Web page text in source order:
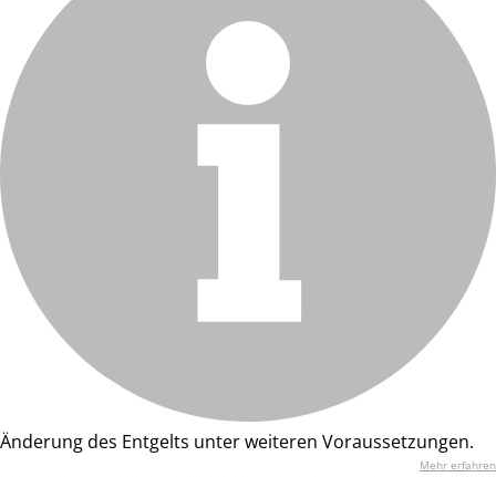
Änderung des Entgelts unter weiteren Voraussetzungen.
Mehr erfahren